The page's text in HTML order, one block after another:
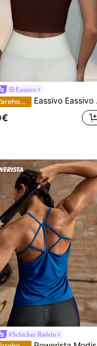
Eassivo
EU Warehouse Eassivo Eassivo Damen kurzes, elastisches, nahtloses Sport-Trägershirt für das tägliche Training
#Schicker Radeln